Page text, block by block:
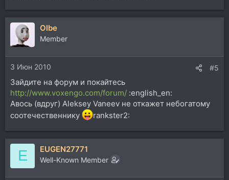
Olbe
Member
3 Июн 2010 #5
Зайдите на форум и покайтесь
http://www.voxengo.com/forum/ :english_en:
Авось (вдруг) Aleksey Vaneev не откажет небогатому
соотечественнику
rankster2:
E EUGEN27771
Well-Known Member